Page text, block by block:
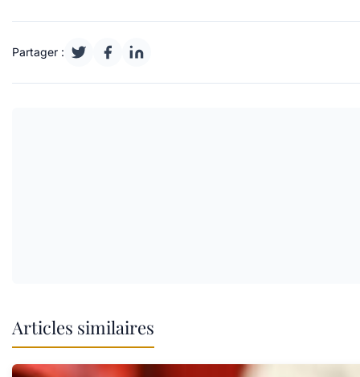
Partager :
Articles similaires